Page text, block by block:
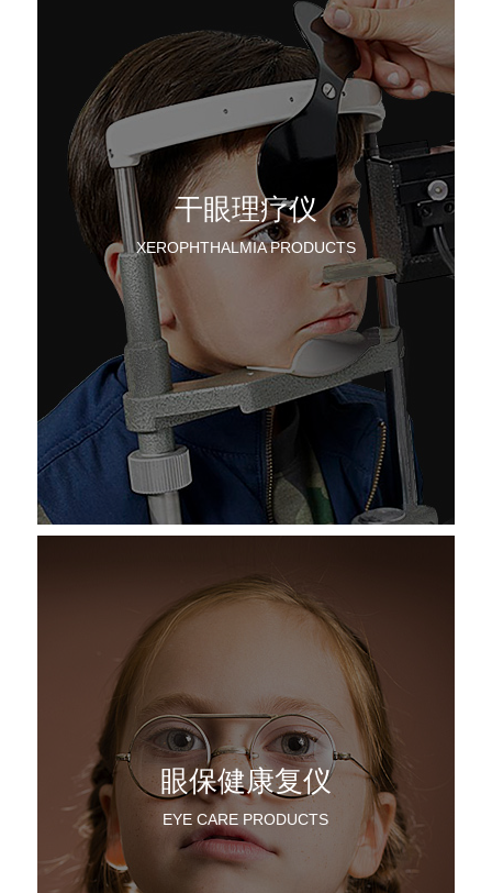
干眼理疗仪
XEROPHTHALMIA PRODUCTS
眼保健康复仪
EYE CARE PRODUCTS